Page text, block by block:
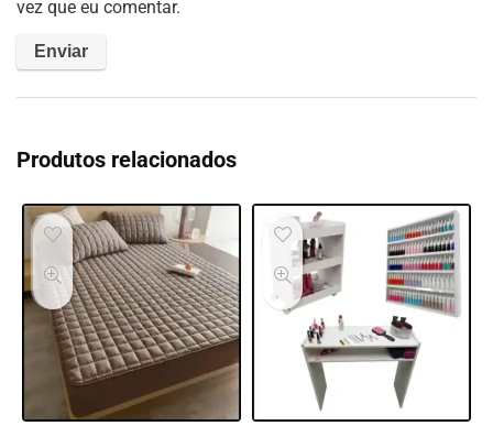
vez que eu comentar.
Produtos relacionados